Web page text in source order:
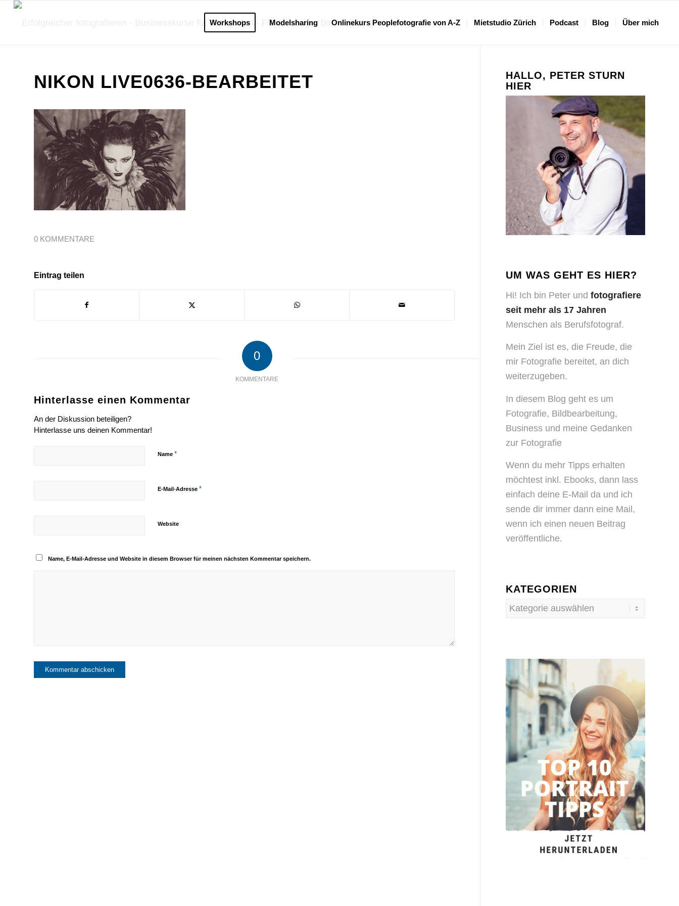
Workshops Modelsharing Onlinekurs Peoplefotografie von A-Z Mietstudio Zürich Podcast Blog Über mich
NIKON LIVE0636-BEARBEITET
0 KOMMENTARE
Eintrag teilen
0
KOMMENTARE
Hinterlasse einen Kommentar
An der Diskussion beteiligen?
Hinterlasse uns deinen Kommentar!
Name *
E-Mail-Adresse *
Website
Name, E-Mail-Adresse und Website in diesem Browser für meinen nächsten Kommentar speichern.
HALLO, PETER STURN
HIER
UM WAS GEHT ES HIER?
Hi! Ich bin Peter und fotografiere
seit mehr als 17 Jahren
Menschen als Berufsfotograf.
Mein Ziel ist es, die Freude, die
mir Fotografie bereitet, an dich
weiterzugeben.
In diesem Blog geht es um
Fotografie, Bildbearbeitung,
Business und meine Gedanken
zur Fotografie
Wenn du mehr Tipps erhalten
möchtest inkl. Ebooks, dann lass
einfach deine E-Mail da und ich
sende dir immer dann eine Mail,
wenn ich einen neuen Beitrag
veröffentliche.
KATEGORIEN
Kategorien